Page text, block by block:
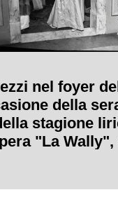
nel foyer
della
stagione
"La
Tatiana